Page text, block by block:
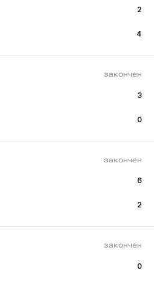
2
4
закончен
3
0
закончен
6
2
закончен
0